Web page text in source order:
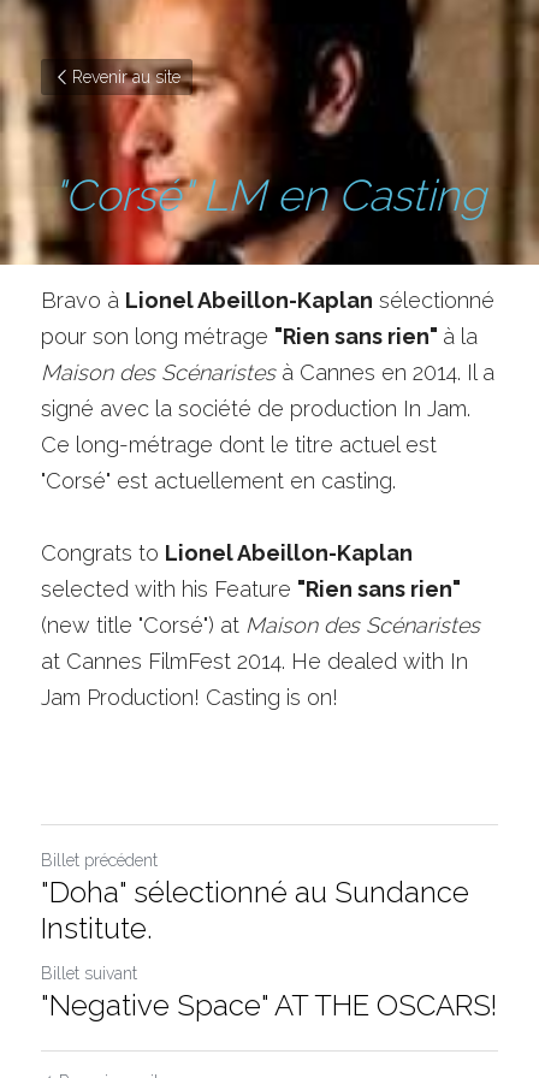
Revenir au site
"Corsé" LM en Casting
Bravo à Lionel Abeillon-Kaplan sélectionné
pour son long métrage "Rien sans rien"
Maison des Scénaristes à Cannes en 2014. Il a
signé avec la société de production In Jam.
Ce long-métrage dont le titre actuel est
"Corsé" est actuellement en casting.
Congrats to
selected with his Feature "Rien sans rien"
(new title "Corsé") at Maison des Scénaristes
at Cannes FilmFest 2014. He dealed with In
Jam Production! Casting is on!
Billet précédent
"Doha" sélectionné au Sundance
Institute.
Billet suivant
"Negative Space" AT THE OSCARS!